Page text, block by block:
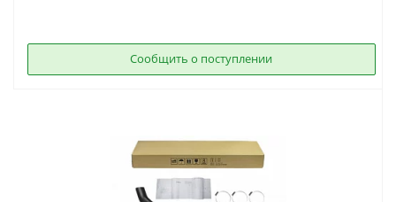
Сообщить о поступлении